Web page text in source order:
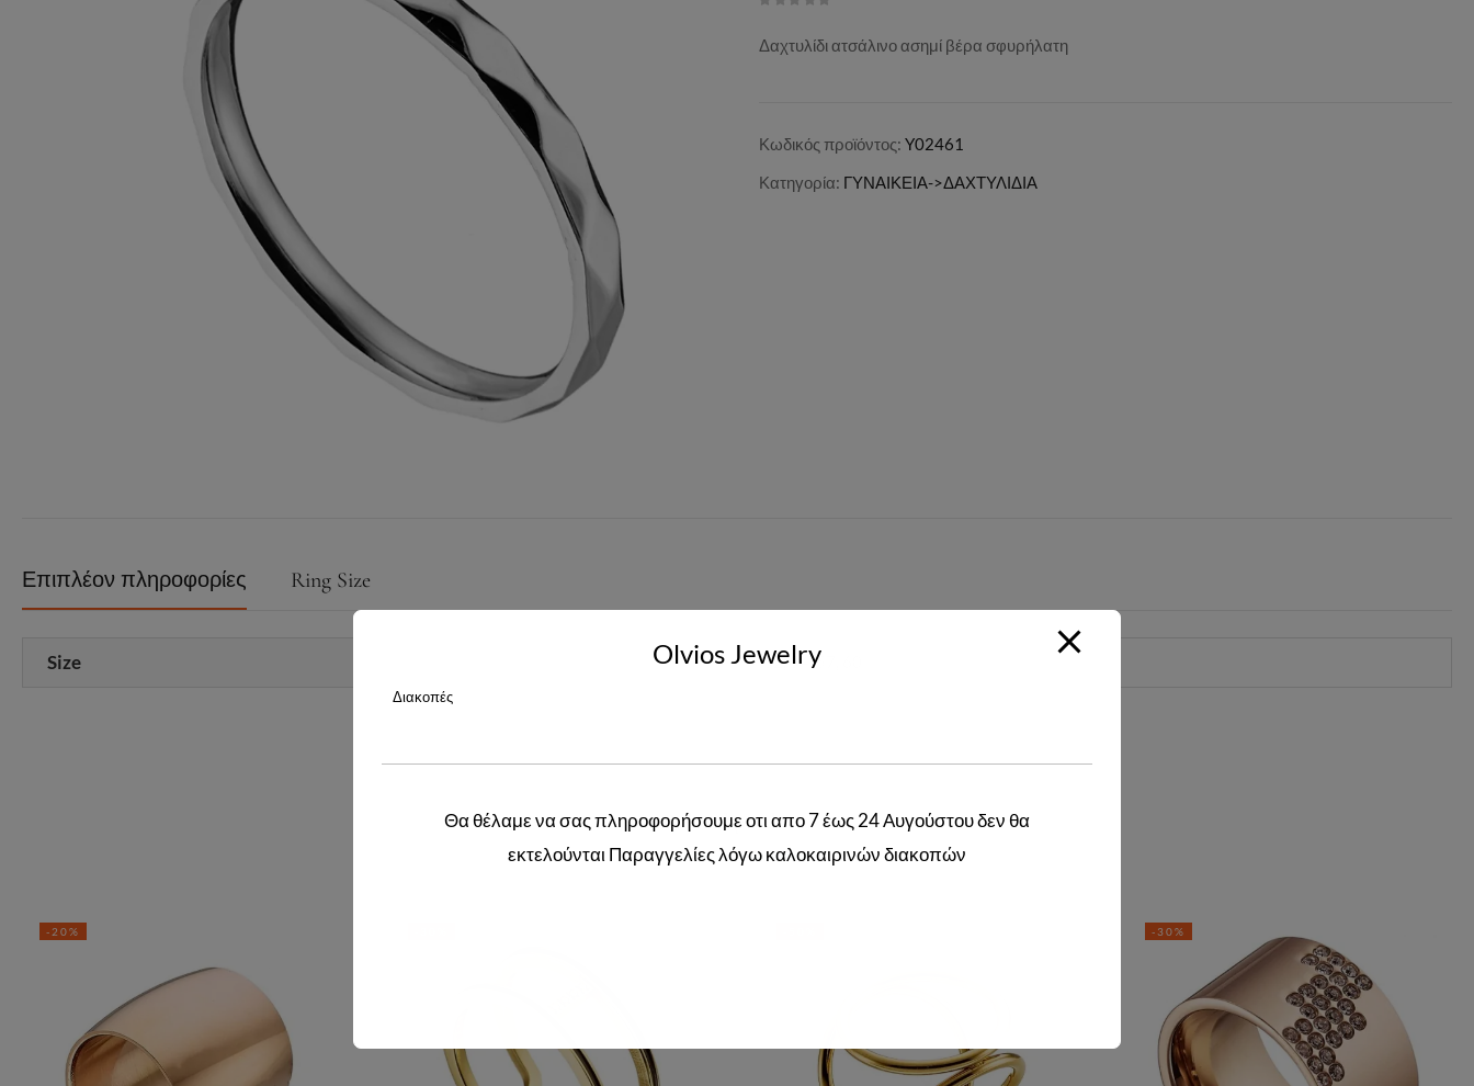
Δαχτυλίδι ατσάλινο ασημί βέρα σφυρήλατη
Κωδικός προϊόντος: Y02461
Κατηγορία: ΓΥΝΑΙΚΕΙΑ->ΔΑΧΤΥΛΙΔΙΑ
Επιπλέον πληροφορίες Ring Size
Size 52,54 ,57
Related products
-20% -30%
Olvios Jewelry
Διακοπές
Θα θέλαμε να σας πληροφορήσουμε οτι απο 7 έως 24 Αυγούστου δεν θα
εκτελούνται Παραγγελίες λόγω καλοκαιρινών διακοπών